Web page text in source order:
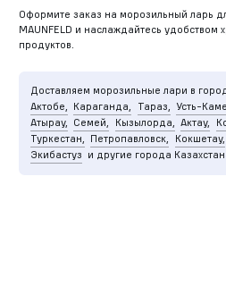
Оформите заказ на морозильный ларь
MAUNFELD и наслаждайтесь
продуктов.
Доставляем морозильные лари в
Актобе, Караганда, Тараз, Усть-
Атырау, Семей, Кызылорда, Актау,
Туркестан, Петропавловск, Кокшетау,
Экибастуз и другие города